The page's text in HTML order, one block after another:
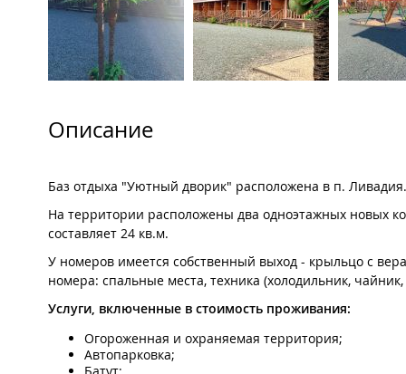
Описание
Баз отдыха "Уютный дворик" расположена в п.
На территории расположены два одноэтажных новых
составляет 24 кв.м.
У номеров имеется собственный выход - крыльцо с
номера: спальные места, техника (холодильник,
Услуги, включенные в стоимость проживания:
Огороженная и охраняемая территория;
Автопарковка;